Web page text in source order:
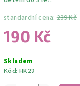
standardní cena: 239 Kč
190 Kč
cena:
Skladem
Kód: HK28